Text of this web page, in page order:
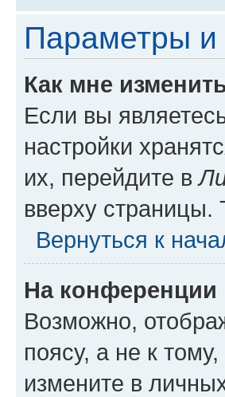
Параметры и
Как мне
Если вы
настройки
их, перейдите в
вверху страницы.
Вернуться к
На конференции
Возможно,
поясу, а не к
измените в